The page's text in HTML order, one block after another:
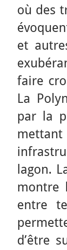
où des
et
faire
La
par la
lagon.
montre
entre
d’être